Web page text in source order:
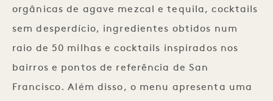
orgânicas de agave mezcal e tequila, cocktails
sem desperdício, ingredientes obtidos num
raio de 50 milhas e cocktails inspirados nos
bairros e pontos de referência de San
Francisco. Além disso, o menu apresenta uma